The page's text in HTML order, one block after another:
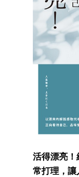
活得漂亮！
常打理，讓